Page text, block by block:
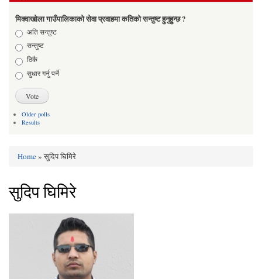
मिक्वाखोला गाउँपालिकाको सेवा प्रवाहमा कतिको सन्तुष्ट हुनुहुन्छ ?
Choicesअति सन्तुष्ट
सन्तुष्ट
ठिकै
सुधार गर्नु पर्ने
Older polls
Results
You are here
Home» सुदिप घिमिरे
सुदिप घिमिरे